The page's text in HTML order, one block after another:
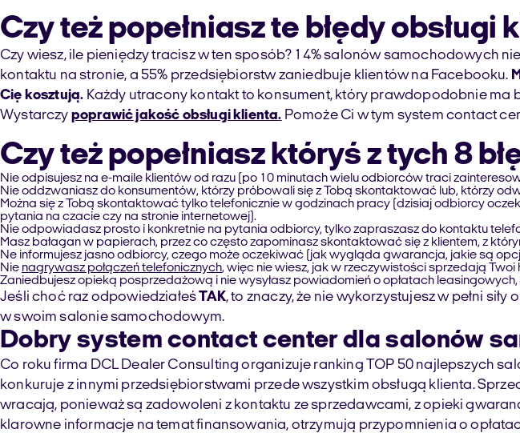
Czy też popełniasz te błędy
Czy wiesz, ile pieniędzy tracisz w ten sposób? 14% salonów samochodowych
kontaktu na stronie, a 55% przedsiębiorstw zaniedbuje klientów na Facebooku.
Cię kosztują. Każdy utracony kontakt to konsument, który prawdopodobnie ma
Wystarczy poprawić jakość obsługi klienta. Pomoże Ci w tym system contact
Czy też popełniasz któryś z tych 8
Nie odpisujesz na e-maile klientów od razu (po 10 minutach wielu odbiorców traci
Nie oddzwaniasz do konsumentów, którzy próbowali się z Tobą skontaktować lub, którzy
Można się z Tobą skontaktować tylko telefonicznie w godzinach pracy (dzisiaj odbiorcy
pytania na czacie czy na stronie internetowej).
Nie odpowiadasz prosto i konkretnie na pytania odbiorcy, tylko zapraszasz do kontaktu
Masz bałagan w papierach, przez co często zapominasz skontaktować się z klientem, z
Ne informujesz jasno odbiorcy, czego może oczekiwać (jak wygląda gwarancja, jakie są
Nie nagrywasz połączeń telefonicznych, więc nie wiesz, jak w rzeczywistości sprzedają
Zaniedbujesz opieką posprzedażową i nie wysyłasz powiadomień o opłatach
Jeśli choć raz odpowiedziałeśTAK, to znaczy, że nie wykorzystujesz w pełni
w swoim salonie samochodowym.
Dobry system contact center dla salonów
Co roku firma DCL Dealer Consulting organizuje ranking TOP 50 najlepszych
konkuruje z innymi przedsiębiorstwami przede wszystkim obsługą klienta.
wracają, ponieważ są zadowoleni z kontaktu ze sprzedawcami, z opieki
klarowne informacje na temat finansowania, otrzymują przypomnienia o